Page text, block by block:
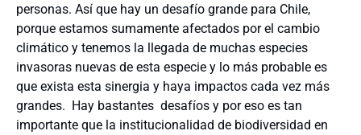
personas. Así que hay un desafío grande para Chile,
porque estamos sumamente afectados por el cambio
climático y tenemos la llegada de muchas especies
invasoras nuevas de esta especie y lo más probable es
que exista esta sinergia y haya impactos cada vez más
grandes. Hay bastantes desafíos y por eso es tan
importante que la institucionalidad de biodiversidad en